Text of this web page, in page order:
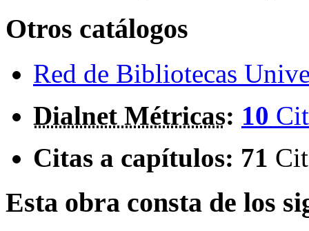
Otros catálogos
Red de Bibliotecas
Dialnet Métricas: 10
Citas a capítulos: 71
Esta obra consta de los